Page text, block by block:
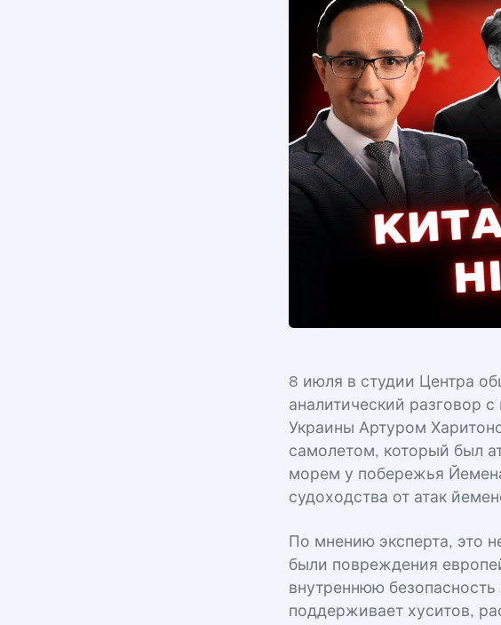
8 июля в студии Центра
аналитический разговор
Украины Артуром
самолетом, который был
морем у побережья
судоходства от атак
По мнению эксперта, это
были повреждения
внутреннюю
поддерживает хуситов,